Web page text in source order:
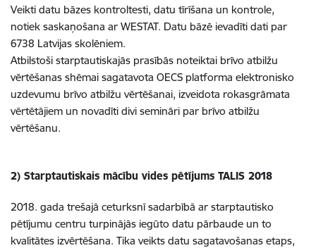
Veikti datu bāzes kontroltesti, datu tīrīšana un kontrole,
notiek saskaņošana ar WESTAT. Datu bāzē ievadīti dati par
6738 Latvijas skolēniem.
Atbilstoši starptautiskajās prasībās noteiktai brīvo atbilžu
vērtēšanas shēmai sagatavota OECS platforma elektronisko
uzdevumu brīvo atbilžu vērtēšanai, izveidota rokasgrāmata
vērtētājiem un novadīti divi semināri par brīvo atbilžu
vērtēšanu.
2) Starptautiskais mācību vides pētījums TALIS 2018
2018. gada trešajā ceturksnī sadarbībā ar starptautisko
pētījumu centru turpinājās iegūto datu pārbaude un to
kvalitātes izvērtēšana. Tika veikts datu sagatavošanas etaps,